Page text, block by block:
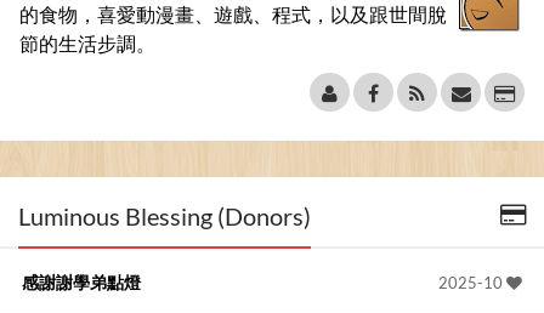
的食物，喜愛動漫畫、遊戲、程式，以及跟世間脫
節的生活步調。
Luminous Blessing (Donors)
2025-10
感謝謝學弟點燈